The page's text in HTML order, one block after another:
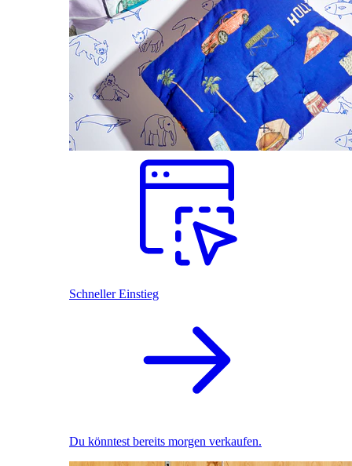
Schneller Einstieg
Du könntest bereits morgen verkaufen.